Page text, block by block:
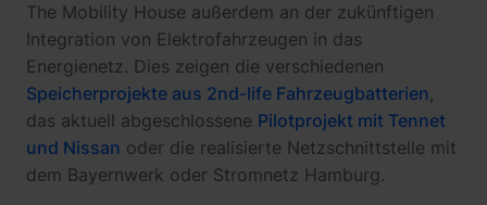
The Mobility House außerdem an der zukünftigen
Integration von Elektrofahrzeugen in das
Energienetz. Dies zeigen die verschiedenen
Speicherprojekte aus 2nd-life Fahrzeugbatterien,
das aktuell abgeschlossene Pilotprojekt mit Tennet
und Nissan oder die realisierte Netzschnittstelle mit
dem Bayernwerk oder Stromnetz Hamburg.